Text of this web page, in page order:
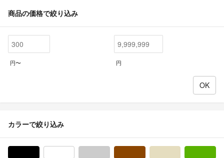
商品の価格で絞り込み
円〜 円
カラーで絞り込み